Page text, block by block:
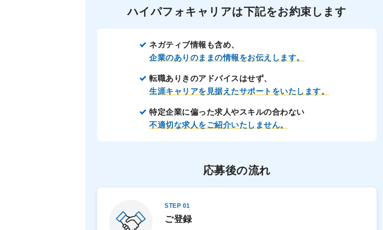
ハイパフォキャリアは下記をお約束します
ネガティブ情報も含め、
企業のありのままの情報をお伝えします。
転職ありきのアドバイスはせず、
生涯キャリアを見据えたサポートをいたします。
特定企業に偏った求人やスキルの合わない
不適切な求人をご紹介いたしません。
応募後の流れ
STEP 01
ご登録